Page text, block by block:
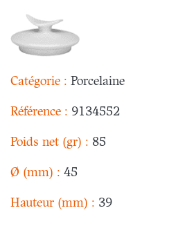
Catégorie : Porcelaine
Référence : 9134552
Poids net (gr) : 85
Ø (mm) : 45
Hauteur (mm) : 39